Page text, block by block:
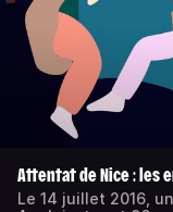
Attentat de Nice : les
Le 14 juillet 2016,